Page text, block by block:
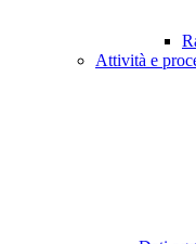
Attività e